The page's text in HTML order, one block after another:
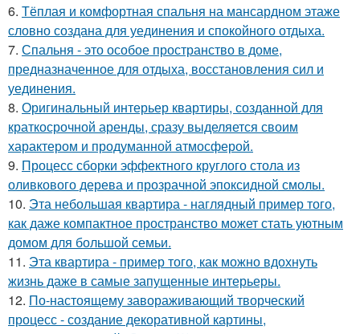
6. Тёплая и комфортная спальня на мансардном этаже
словно создана для уединения и спокойного отдыха.
7. Спальня - это особое пространство в доме,
предназначенное для отдыха, восстановления сил и
уединения.
8. Оригинальный интерьер квартиры, созданной для
краткосрочной аренды, сразу выделяется своим
характером и продуманной атмосферой.
9. Процесс сборки эффектного круглого стола из
оливкового дерева и прозрачной эпоксидной смолы.
10. Эта небольшая квартира - наглядный пример того,
как даже компактное пространство может стать уютным
домом для большой семьи.
11. Эта квартира - пример того, как можно вдохнуть
жизнь даже в самые запущенные интерьеры.
12. По-настоящему завораживающий творческий
процесс - создание декоративной картины,